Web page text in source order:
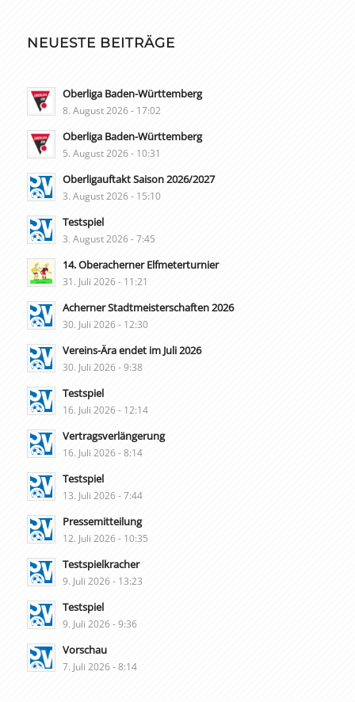
NEUESTE BEITRÄGE
Oberliga Baden-Württemberg
8. August 2026 - 17:02
Oberliga Baden-Württemberg
5. August 2026 - 10:31
Oberligauftakt Saison 2026/2027
3. August 2026 - 15:10
Testspiel
3. August 2026 - 7:45
14. Oberacherner Elfmeterturnier
31. Juli 2026 - 11:21
Acherner Stadtmeisterschaften 2026
30. Juli 2026 - 12:30
Vereins-Ära endet im Juli 2026
30. Juli 2026 - 9:38
Testspiel
16. Juli 2026 - 12:14
Vertragsverlängerung
16. Juli 2026 - 8:14
Testspiel
13. Juli 2026 - 7:44
Pressemitteilung
12. Juli 2026 - 10:35
Testspielkracher
9. Juli 2026 - 13:23
Testspiel
9. Juli 2026 - 9:36
Vorschau
7. Juli 2026 - 8:14